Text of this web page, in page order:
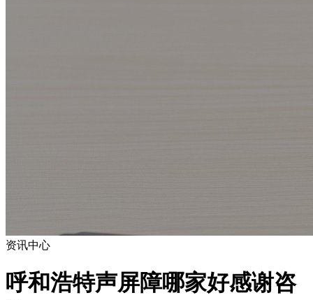
资讯中心
呼和浩特声屏障哪家好感谢咨